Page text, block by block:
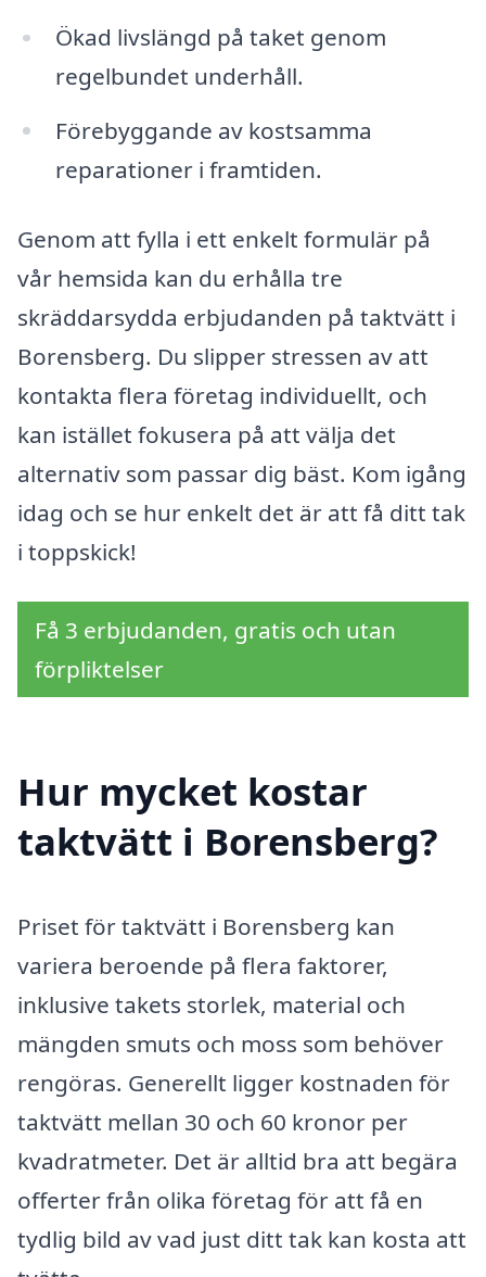
Ökad livslängd på taket genom
regelbundet underhåll.
Förebyggande av kostsamma
reparationer i framtiden.
Genom att fylla i ett enkelt formulär på
vår hemsida kan du erhålla tre
skräddarsydda erbjudanden på taktvätt i
Borensberg. Du slipper stressen av att
kontakta flera företag individuellt, och
kan istället fokusera på att välja det
alternativ som passar dig bäst. Kom igång
idag och se hur enkelt det är att få ditt tak
i toppskick!
Få 3 erbjudanden, gratis och utan
förpliktelser
Hur mycket kostar
taktvätt i Borensberg?
Priset för taktvätt i Borensberg kan
variera beroende på flera faktorer,
inklusive takets storlek, material och
mängden smuts och moss som behöver
rengöras. Generellt ligger kostnaden för
taktvätt mellan 30 och 60 kronor per
kvadratmeter. Det är alltid bra att begära
offerter från olika företag för att få en
tydlig bild av vad just ditt tak kan kosta att